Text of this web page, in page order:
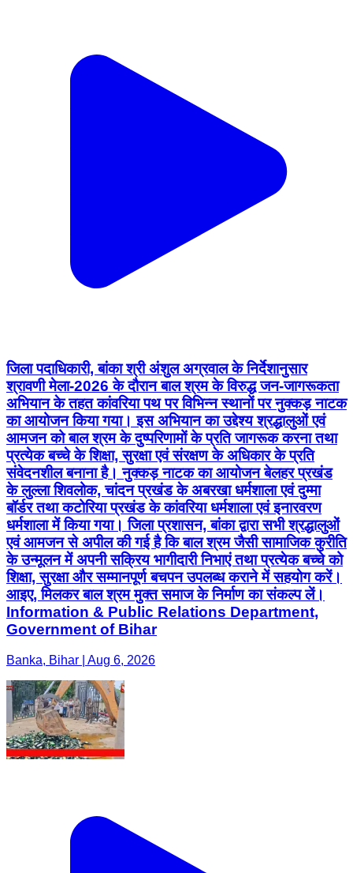
जिला पदाधिकारी, बांका श्री अंशुल अग्रवाल के निर्देशानुसार
श्रावणी मेला-2026 के दौरान बाल श्रम के विरुद्ध जन-जागरूकता
अभियान के तहत कांवरिया पथ पर विभिन्न स्थानों पर नुक्कड़ नाटक
का आयोजन किया गया। इस अभियान का उद्देश्य श्रद्धालुओं एवं
आमजन को बाल श्रम के दुष्परिणामों के प्रति जागरूक करना तथा
प्रत्येक बच्चे के शिक्षा, सुरक्षा एवं संरक्षण के अधिकार के प्रति
संवेदनशील बनाना है। नुक्कड़ नाटक का आयोजन बेलहर प्रखंड
के लुल्ला शिवलोक, चांदन प्रखंड के अबरखा धर्मशाला एवं दुम्मा
बॉर्डर तथा कटोरिया प्रखंड के कांवरिया धर्मशाला एवं इनारवरण
धर्मशाला में किया गया। जिला प्रशासन, बांका द्वारा सभी श्रद्धालुओं
एवं आमजन से अपील की गई है कि बाल श्रम जैसी सामाजिक कुरीति
के उन्मूलन में अपनी सक्रिय भागीदारी निभाएं तथा प्रत्येक बच्चे को
शिक्षा, सुरक्षा और सम्मानपूर्ण बचपन उपलब्ध कराने में सहयोग करें।
आइए, मिलकर बाल श्रम मुक्त समाज के निर्माण का संकल्प लें।
Information & Public Relations Department,
Government of Bihar
Banka, Bihar | Aug 6, 2026